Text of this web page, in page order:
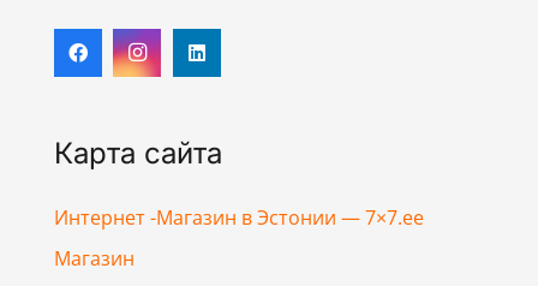
Карта сайта
Интернет -Магазин в Эстонии — 7×7.ee
Магазин